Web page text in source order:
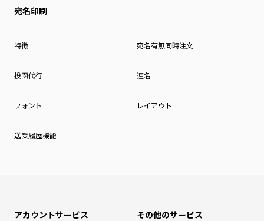
宛名印刷
特徴 宛名有無同時注文
投函代行 連名
フォント レイアウト
送受履歴機能
アカウントサービス その他のサービス